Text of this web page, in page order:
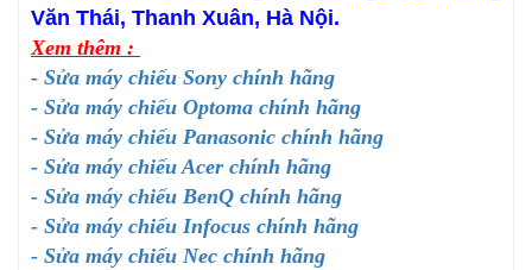
Văn Thái, Thanh Xuân, Hà Nội.
Xem thêm :
- Sửa máy chiếu Sony chính hãng
- Sửa máy chiếu Optoma chính hãng
- Sửa máy chiếu Panasonic chính hãng
- Sửa máy chiếu Acer chính hãng
- Sửa máy chiếu BenQ chính hãng
- Sửa máy chiếu Infocus chính hãng
- Sửa máy chiếu Nec chính hãng